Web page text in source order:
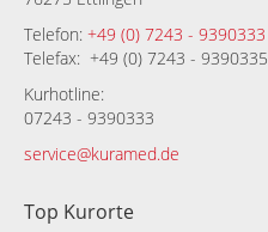
Telefon: +49 (0) 7243 - 9390333
Telefax: +49 (0) 7243 - 9390335
Kurhotline:
07243 - 9390333
service@kuramed.de
Top Kurorte